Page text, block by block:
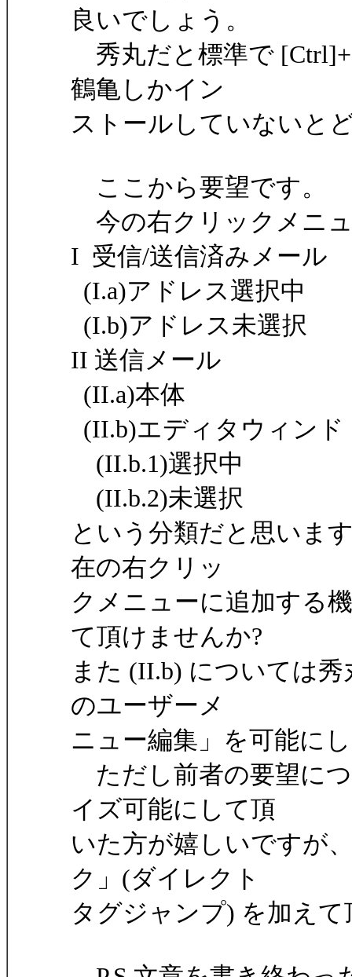
良いでしょう。
秀丸だと標準で
鶴亀しかイン
ストールしていないと
ここから要望です。
今の右クリックメニ
I 受信/送信済みメール
(I.a)アドレス選択中
(I.b)アドレス未選択
II 送信メール
(II.a)本体
(II.b)エディタウィンド
(II.b.1)選択中
(II.b.2)未選択
という分類だと思いま
在の右クリッ
クメニューに追加する
て頂けませんか?
また (II.b) については
のユーザーメ
ニュー編集」を可能に
ただし前者の要望に
イズ可能にして頂
いた方が嬉しいですが
ク」(ダイレクト
タグジャンプ) を加え